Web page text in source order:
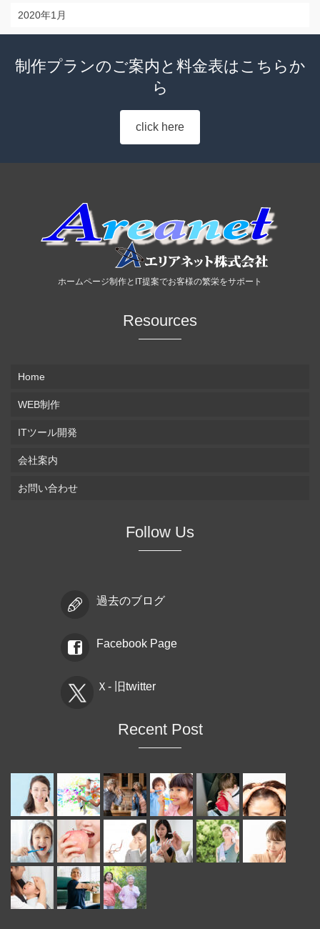
2020年1月
制作プランのご案内と料金表はこちらか
ら
click here
ホームページ制作とIT提案でお客様の繁栄をサポート
Resources
Home
WEB制作
ITツール開発
会社案内
お問い合わせ
Follow Us
過去のブログ
Facebook Page
Ｘ- 旧twitter
Recent Post